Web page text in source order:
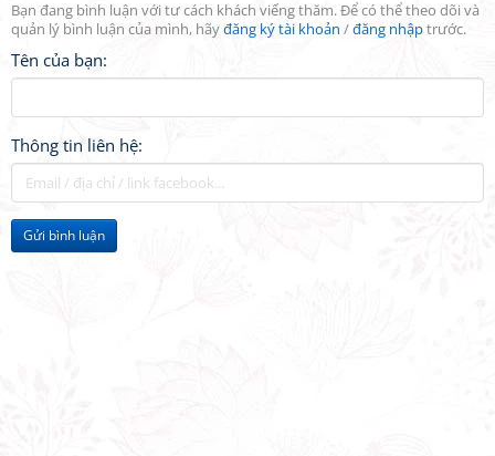
Bạn đang bình luận với tư cách khách viếng thăm. Để có thể theo dõi và
quản lý bình luận của mình, hãyđăng ký tài khoản /đăng nhậptrước.
Tên của bạn:
Thông tin liên hệ:
Gửi bình luận